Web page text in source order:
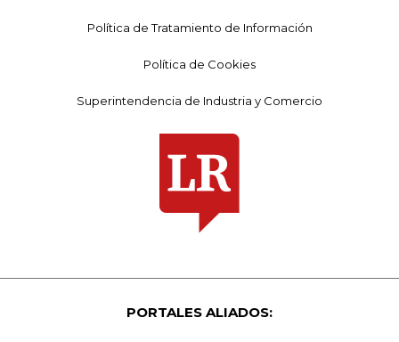
Política de Tratamiento de Información
Política de Cookies
Superintendencia de Industria y Comercio
PORTALES ALIADOS: